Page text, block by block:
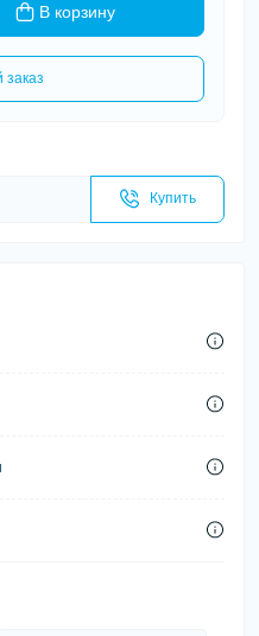
В корзину
Купить